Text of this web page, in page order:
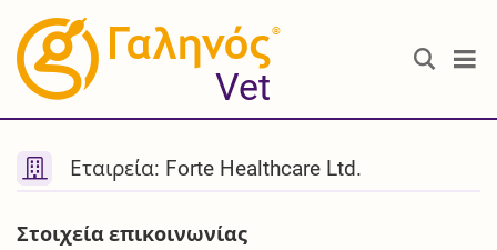
®
Vet
Εταιρεία: Forte Healthcare Ltd.
Στοιχεία επικοινωνίας